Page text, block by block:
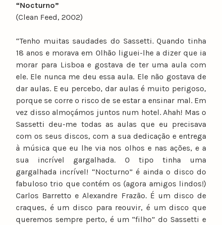
“Nocturno”
(Clean Feed, 2002)
“Tenho muitas saudades do Sassetti. Quando tinha
18 anos e morava em Olhão liguei-lhe a dizer que ia
morar para Lisboa e gostava de ter uma aula com
ele. Ele nunca me deu essa aula. Ele não gostava de
dar aulas. E eu percebo, dar aulas é muito perigoso,
porque se corre o risco de se estar a ensinar mal. Em
vez disso almoçámos juntos num hotel. Ahah! Mas o
Sassetti deu-me todas as aulas que eu precisava
com os seus discos, com a sua dedicação e entrega
à música que eu lhe via nos olhos e nas ações, e a
sua incrível gargalhada. O tipo tinha uma
gargalhada incrível! “Nocturno” é ainda o disco do
fabuloso trio que contém os (agora amigos lindos!)
Carlos Barretto e Alexandre Frazão. É um disco de
craques, é um disco para reouvir, é um disco que
queremos sempre perto, é um “filho” do Sassetti e